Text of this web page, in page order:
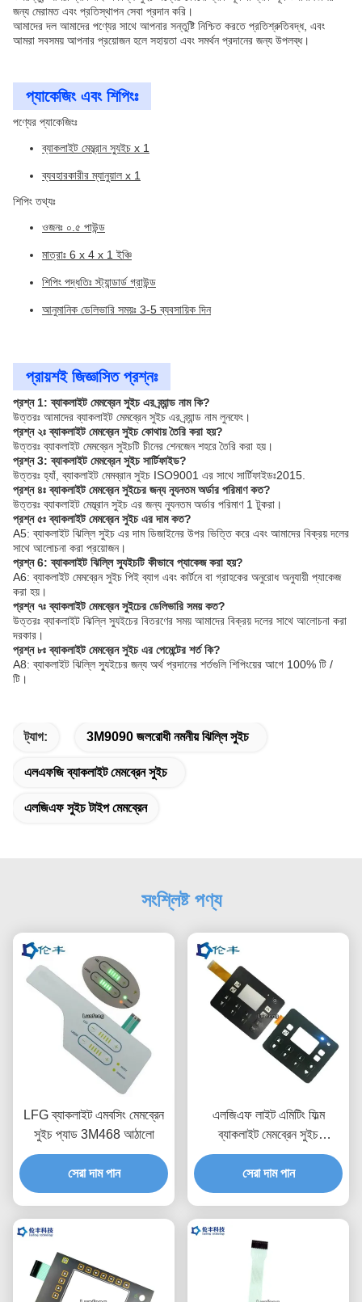
জন্য মেরামত এবং প্রতিস্থাপন সেবা প্রদান করি।
আমাদের দল আমাদের পণ্যের সাথে আপনার সন্তুষ্টি নিশ্চিত করতে প্রতিশ্রুতিবদ্ধ, এবং
আমরা সবসময় আপনার প্রয়োজন হলে সহায়তা এবং সমর্থন প্রদানের জন্য উপলব্ধ।
প্যাকেজিং এবং শিপিংঃ
পণ্যের প্যাকেজিংঃ
ব্যাকলাইট মেম্ব্রান স্যুইচ x 1
ব্যবহারকারীর ম্যানুয়াল x 1
শিপিং তথ্যঃ
ওজনঃ ০.৫ পাউন্ড
মাত্রাঃ 6 x 4 x 1 ইঞ্চি
শিপিং পদ্ধতিঃ স্ট্যান্ডার্ড গ্রাউন্ড
আনুমানিক ডেলিভারি সময়ঃ 3-5 ব্যবসায়িক দিন
প্রায়শই জিজ্ঞাসিত প্রশ্নঃ
প্রশ্ন 1: ব্যাকলাইট মেমব্রেন সুইচ এর ব্র্যান্ড নাম কি?
উত্তরঃ আমাদের ব্যাকলাইট মেমব্রেন সুইচ এর ব্র্যান্ড নাম লুনফেং।
প্রশ্ন ২ঃ ব্যাকলাইট মেমব্রেন সুইচ কোথায় তৈরি করা হয়?
উত্তরঃ ব্যাকলাইট মেমব্রেন সুইচটি চীনের শেনজেন শহরে তৈরি করা হয়।
প্রশ্ন 3: ব্যাকলাইট মেমব্রেন সুইচ সার্টিফাইড?
উত্তরঃ হ্যাঁ, ব্যাকলাইট মেমব্রান সুইচ ISO9001 এর সাথে সার্টিফাইডঃ2015.
প্রশ্ন ৪ঃ ব্যাকলাইট মেমব্রেন সুইচের জন্য ন্যূনতম অর্ডার পরিমাণ কত?
উত্তরঃ ব্যাকলাইট মেম্ব্রান সুইচ এর জন্য ন্যূনতম অর্ডার পরিমাণ 1 টুকরা।
প্রশ্ন ৫ঃ ব্যাকলাইট মেমব্রেন সুইচ এর দাম কত?
A5: ব্যাকলাইট ঝিল্লি সুইচ এর দাম ডিজাইনের উপর ভিত্তি করে এবং আমাদের বিক্রয় দলের
সাথে আলোচনা করা প্রয়োজন।
প্রশ্ন 6: ব্যাকলাইট ঝিল্লি স্যুইচটি কীভাবে প্যাকেজ করা হয়?
A6: ব্যাকলাইট মেমব্রেন সুইচ পিই ব্যাগ এবং কার্টনে বা গ্রাহকের অনুরোধ অনুযায়ী প্যাকেজ
করা হয়।
প্রশ্ন ৭ঃ ব্যাকলাইট মেমব্রেন সুইচের ডেলিভারি সময় কত?
উত্তরঃ ব্যাকলাইট ঝিল্লি স্যুইচের বিতরণের সময় আমাদের বিক্রয় দলের সাথে আলোচনা করা
দরকার।
প্রশ্ন ৮ঃ ব্যাকলাইট মেমব্রেন সুইচ এর পেমেন্টের শর্ত কি?
A8: ব্যাকলাইট ঝিল্লি স্যুইচের জন্য অর্থ প্রদানের শর্তগুলি শিপিংয়ের আগে 100% টি /
টি।
ট্যাগ: 3M9090 জলরোধী নমনীয় ঝিল্লি সুইচ
এলএফজি ব্যাকলাইট মেমব্রেন সুইচ
এলজিএফ সুইচ টাইপ মেমব্রেন
সংশ্লিষ্ট পণ্য
LFG ব্যাকলাইট এমবসিং মেমব্রেন
সুইচ প্যাড 3M468 আঠালো
সেরা দাম পান
এলজিএফ লাইট এমিটিং ফিল্ম
ব্যাকলাইট মেমব্রেন সুইচ
ওয়াটারপ্রুফ পিইটি 0.188
সেরা দাম পান